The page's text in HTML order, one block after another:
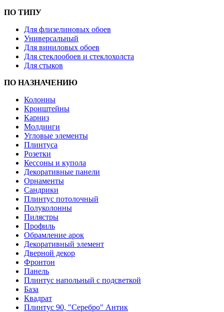
ПО ТИПУ
Для флизелиновых обоев
Универсальный
Для виниловых обоев
Для стеклообоев и стеклохолста
Для стыков
ПО НАЗНАЧЕНИЮ
Колонны
Кронштейны
Карниз
Молдинги
Угловые элементы
Плинтуса
Розетки
Кессоны и купола
Декоративные панели
Орнаменты
Сандрики
Плинтус потолочный
Полуколонны
Пилястры
Профиль
Обрамление арок
Декоративный элемент
Дверной декор
Фронтон
Панель
Плинтус напольный с подсветкой
База
Квадрат
Плинтус 90, "Серебро" Антик